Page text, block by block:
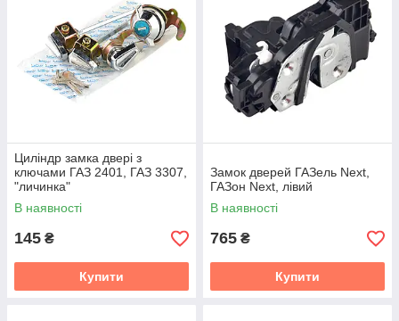
Циліндр замка двері з
ключами ГАЗ 2401, ГАЗ 3307,
"личинка"
В наявності
145 ₴
Купити
Замок дверей ГАЗель Next,
ГАЗон Next, лівий
В наявності
765 ₴
Купити